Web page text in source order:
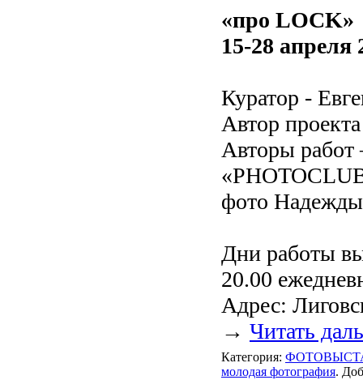
«про LOCK»
15-28 апреля
Куратор -
Автор
Авторы
фото
Дни работы
20.00
Адрес:
→ Читать
Категория:
молодая фотография.